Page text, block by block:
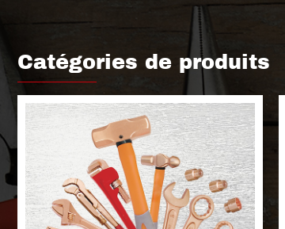
Catégories de produits